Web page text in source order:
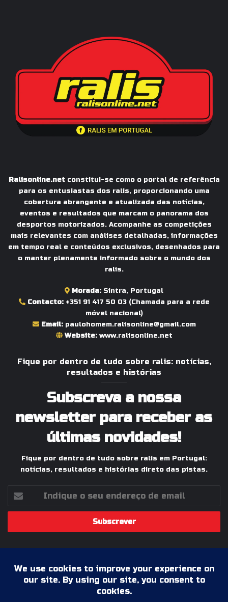
Ralisonline.netconstitui-se como o portal de referência
para os entusiastas dos ralis, proporcionando uma
cobertura abrangente e atualizada das notícias,
eventos e resultados que marcam o panorama dos
desportos motorizados. Acompanhe as competições
mais relevantes com análises detalhadas, informações
em tempo real e conteúdos exclusivos, desenhados para
o manter plenamente informado sobre o mundo dos
ralis.
Morada: Sintra, Portugal
Contacto: +351 91 417 50 03(Chamada para a rede
móvel nacional)
Email: paulohomem.ralisonline@gmail.com
Website: www.ralisonline.net
Fique por dentro de tudo sobre ralis: notícias,
resultados e histórias
Subscreva a nossa
newsletter para receber as
últimas novidades!
Fique por dentro de tudo sobre ralis em Portugal:
notícias, resultados e histórias direto das pistas.
seu
de
© 2026 Ralis Online, Todos os Direitos Reservados |
Paixão pelos Ralis em Portugal